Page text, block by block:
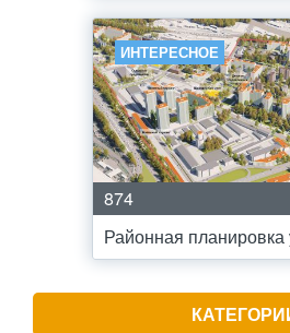
ИНТЕРЕСНОЕ
874
Районная планировка